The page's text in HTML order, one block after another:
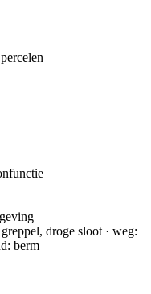
droge sloot · weg:
berm